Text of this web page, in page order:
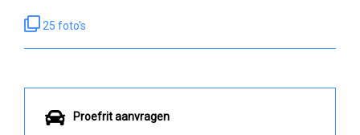
25 foto's
Proefrit aanvragen